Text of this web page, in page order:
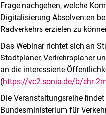
Frage nachgehen, welche
Digitalisierung Absolventen
Radverkehrs erzielen zu
Das Webinar richtet sich an
Stadtplaner, Verkehrsplaner
an die interessierte
(https://vc2.sonia.de/b/chr-
Die Veranstaltungsreihe
Bundesministerium für